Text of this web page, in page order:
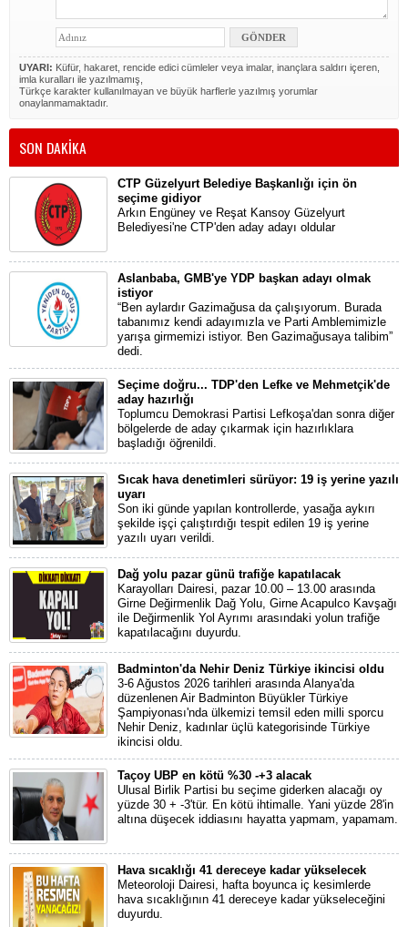
UYARI: Küfür, hakaret, rencide edici cümleler veya imalar, inançlara saldırı içeren,
imla kuralları ile yazılmamış,
Türkçe karakter kullanılmayan ve büyük harflerle yazılmış yorumlar
onaylanmamaktadır.
SON DAKİKA
CTP Güzelyurt Belediye Başkanlığı için ön
seçime gidiyor
Arkın Engüney ve Reşat Kansoy Güzelyurt
Belediyesi'ne CTP'den aday adayı oldular
Aslanbaba, GMB'ye YDP başkan adayı olmak
istiyor
“Ben aylardır Gazimağusa da çalışıyorum. Burada
tabanımız kendi adayımızla ve Parti Amblemimizle
yarışa girmemizi istiyor. Ben Gazimağusaya talibim”
dedi.
Seçime doğru... TDP'den Lefke ve Mehmetçik'de
aday hazırlığı
Toplumcu Demokrasi Partisi Lefkoşa'dan sonra diğer
bölgelerde de aday çıkarmak için hazırlıklara
başladığı öğrenildi.
Sıcak hava denetimleri sürüyor: 19 iş yerine yazılı
uyarı
Son iki günde yapılan kontrollerde, yasağa aykırı
şekilde işçi çalıştırdığı tespit edilen 19 iş yerine
yazılı uyarı verildi.
Dağ yolu pazar günü trafiğe kapatılacak
Karayolları Dairesi, pazar 10.00 – 13.00 arasında
Girne Değirmenlik Dağ Yolu, Girne Acapulco Kavşağı
ile Değirmenlik Yol Ayrımı arasındaki yolun trafiğe
kapatılacağını duyurdu.
Badminton'da Nehir Deniz Türkiye ikincisi oldu
3-6 Ağustos 2026 tarihleri arasında Alanya'da
düzenlenen Air Badminton Büyükler Türkiye
Şampiyonası'nda ülkemizi temsil eden milli sporcu
Nehir Deniz, kadınlar üçlü kategorisinde Türkiye
ikincisi oldu.
Taçoy UBP en kötü %30 -+3 alacak
Ulusal Birlik Partisi bu seçime giderken alacağı oy
yüzde 30 + -3'tür. En kötü ihtimalle. Yani yüzde 28'in
altına düşecek iddiasını hayatta yapmam, yapamam.
Hava sıcaklığı 41 dereceye kadar yükselecek
Meteoroloji Dairesi, hafta boyunca iç kesimlerde
hava sıcaklığının 41 dereceye kadar yükseleceğini
duyurdu.